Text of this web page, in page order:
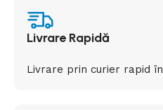
Livrare Rapidă
Livrare prin curier rapidîn